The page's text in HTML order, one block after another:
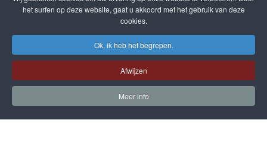
het surfen op deze website, gaat u akkoord met het gebruik van deze
cookies.
Ok, ik heb het begrepen.
Afwijzen
Meer info